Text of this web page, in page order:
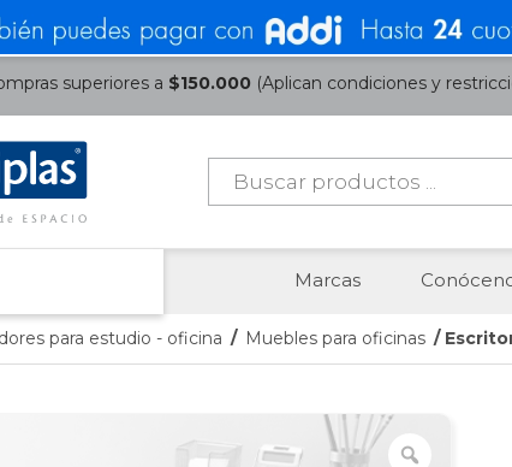
superiores a $150.000 (Aplican condiciones y
Búsqueda
productos
Marcas
para estudio - oficina / Muebles para oficinas /